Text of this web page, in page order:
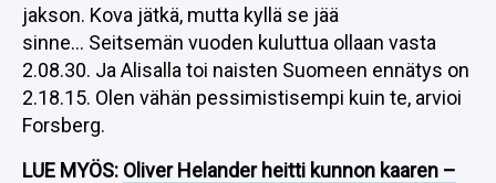
jakson. Kova jätkä, mutta kyllä se jää
sinne… Seitsemän vuoden kuluttua ollaan vasta
2.08.30. Ja Alisalla toi naisten Suomeen ennätys on
2.18.15. Olen vähän pessimistisempi kuin te, arvioi
Forsberg.
LUE MYÖS: Oliver Helander heitti kunnon kaaren –